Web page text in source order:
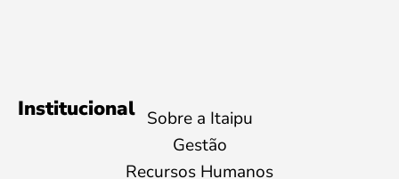
Institucional Sobre a Itaipu
Gestão
Recursos Humanos